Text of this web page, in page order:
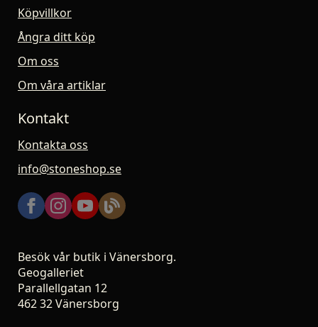
Köpvillkor
Ångra ditt köp
Om oss
Om våra artiklar
Kontakt
Kontakta oss
info@stoneshop.se
Besök vår butik i Vänersborg.
Geogalleriet
Parallellgatan 12
462 32 Vänersborg